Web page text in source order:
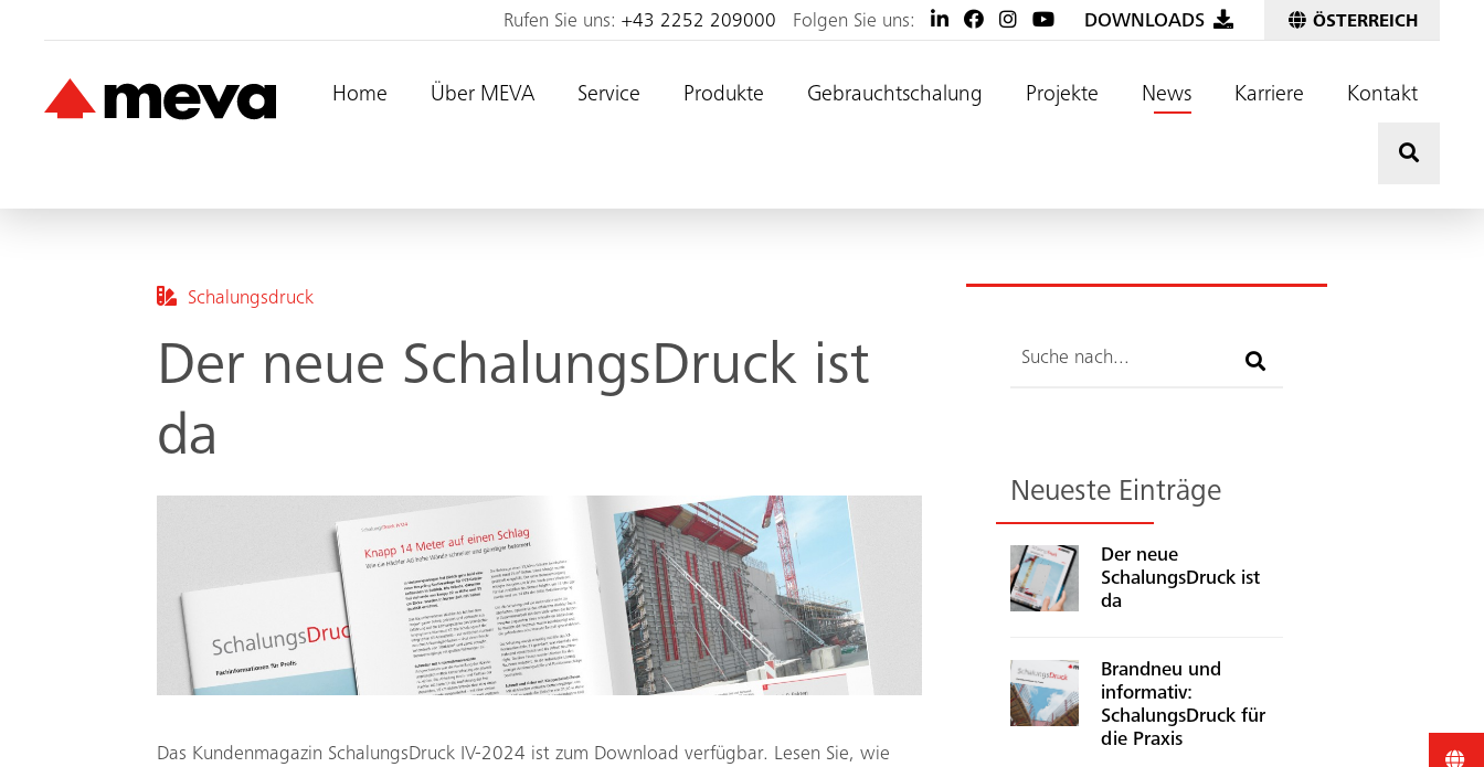
Rufen Sie uns:+43 2252 209000 Folgen Sie uns: DOWNLOADS ÖSTERREICH
Home Über MEVA Service Produkte Gebrauchtschalung Projekte News Karriere Kontakt
Schalungsdruck
Der neue SchalungsDruck ist
da
Das Kundenmagazin SchalungsDruck IV-2024 ist zum Download verfügbar. Lesen Sie, wie
Suche
Neueste Einträge
Der neue
SchalungsDruck ist
da
Brandneu und
informativ:
SchalungsDruck für
die Praxis